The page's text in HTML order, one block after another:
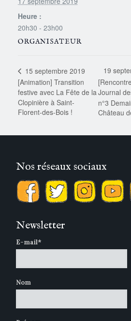
Heure :
20h30 - 23h00
ORGANISATEUR
15 septembre 2019
[Animation] Transition
festive avec La Fête de la
Clopinière à Saint-
Florent-des-Bois !
19
Journal
n°3
Château
Nos réseaux sociaux
Newsletter
E-mail*
Nom